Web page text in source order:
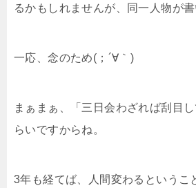
るかもしれませんが、同一人物が書
一応、念のため(；´∀｀)
まぁまぁ、「三日会わざれば刮目
らいですからね。
3年も経てば、人間変わるというこ